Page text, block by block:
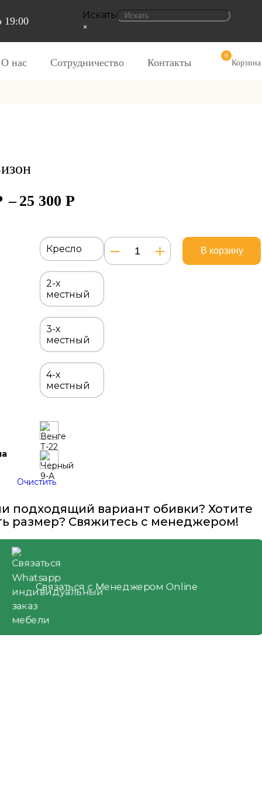
19:00
Искать
×
О нас Сотрудничество Контакты
0
Корзина
– 25 300 Р
Кресло
2-х
местный
3-х
местный
4-х
местный
Очистить
Количество
товара
В корзину
подходящий вариант обивки? Хотите
размер? Свяжитесь с менеджером!
Связаться с Менеджером Online